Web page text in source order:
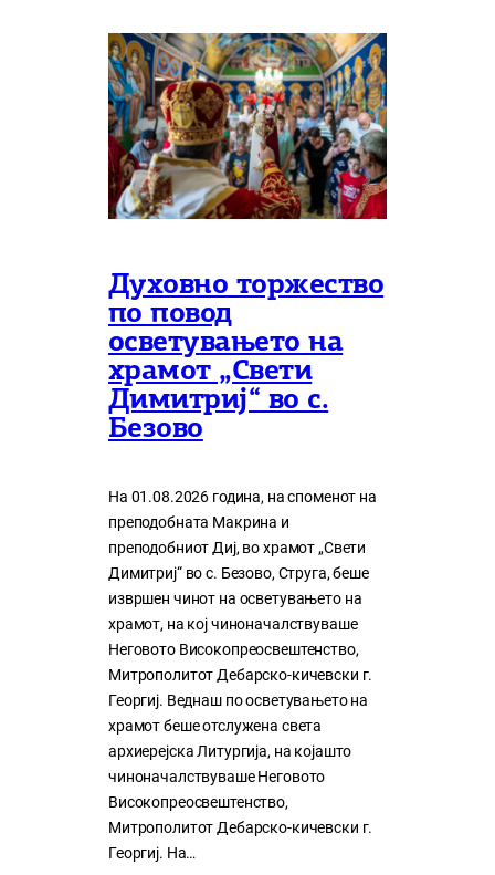
Духовно торжество
по повод
осветувањето на
храмот „Свети
Димитриј“ во с.
Безово
На 01.08.2026 година, на споменот на
преподобната Макрина и
преподобниот Диј, во храмот „Свети
Димитриј“ во с. Безово, Струга, беше
извршен чинот на осветувањето на
храмот, на кој чиноначалствуваше
Неговото Високопреосвештенство,
Митрополитот Дебарско-кичевски г.
Георгиј. Веднаш по осветувањето на
храмот беше отслужена света
архиерејска Литургија, на којашто
чиноначалствуваше Неговото
Високопреосвештенство,
Митрополитот Дебарско-кичевски г.
Георгиј. На…